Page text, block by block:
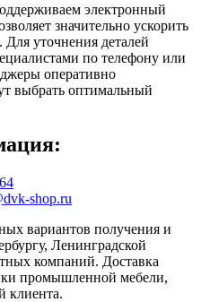
электронный
значительно ускорить
уточнения деталей
по телефону или
оперативно
выбрать оптимальный
shop.ru
вариантов получения и
Ленинградской
компаний. Доставка
промышленной мебели,
клиента.